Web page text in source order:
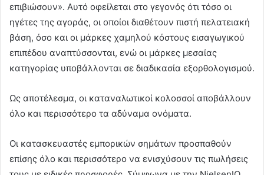
επιβιώσουν». Αυτό οφείλεται στο γεγονός ότι τόσο οι
ηγέτες της αγοράς, οι οποίοι διαθέτουν πιστή πελατειακή
βάση, όσο και οι μάρκες χαμηλού κόστους εισαγωγικού
επιπέδου αναπτύσσονται, ενώ οι μάρκες μεσαίας
κατηγορίας υποβάλλονται σε διαδικασία εξορθολογισμού.
Ως αποτέλεσμα, οι καταναλωτικοί κολοσσοί αποβάλλουν
όλο και περισσότερο τα αδύναμα ονόματα.
Οι κατασκευαστές εμπορικών σημάτων προσπαθούν
επίσης όλο και περισσότερο να ενισχύσουν τις πωλήσεις